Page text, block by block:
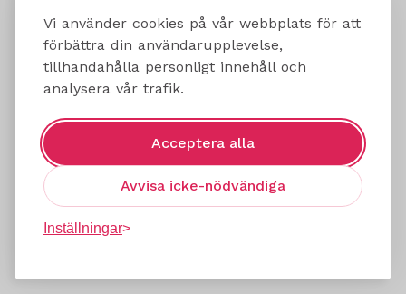
Vi använder cookies på vår webbplats för att
förbättra din användarupplevelse,
tillhandahålla personligt innehåll och
analysera vår trafik.
Acceptera alla
Avvisa icke-nödvändiga
Inställningar